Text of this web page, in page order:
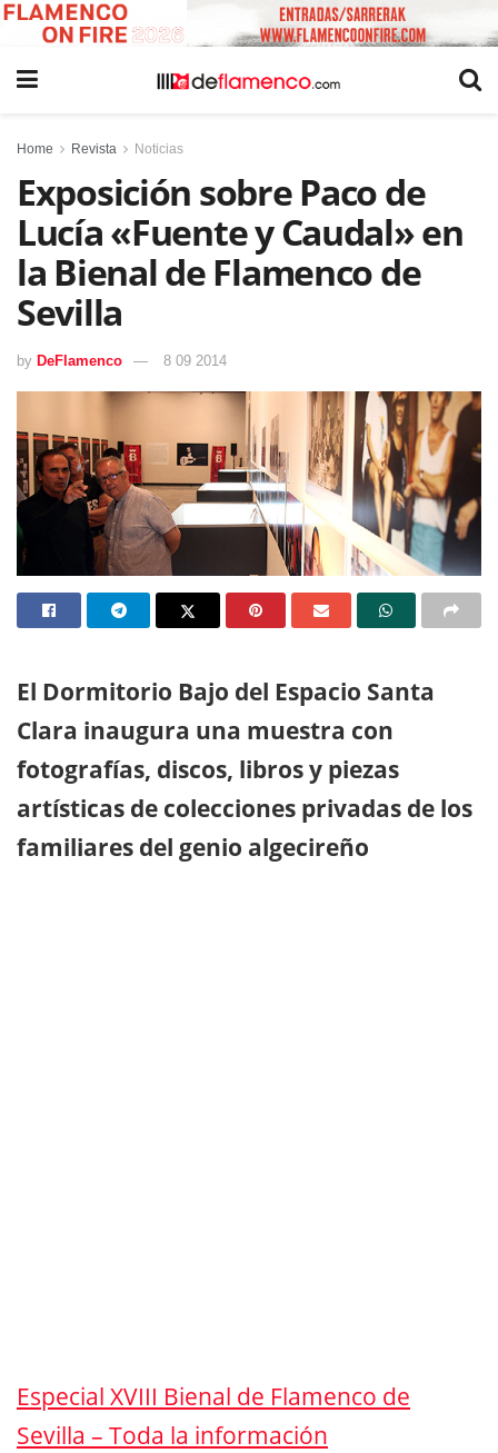
Home Revista Noticias
Exposición sobre Paco de
Lucía «Fuente y Caudal» en
la Bienal de Flamenco de
Sevilla
by DeFlamenco 8 09 2014
El Dormitorio Bajo del Espacio Santa
Clara inaugura una muestra con
fotografías, discos, libros y piezas
artísticas de colecciones privadas de los
familiares del genio algecireño
Especial XVIII Bienal de Flamenco de
Sevilla – Toda la información